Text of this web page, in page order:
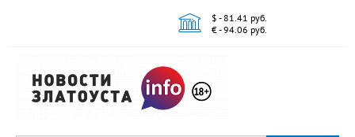
$ - 81.41 руб.
€ - 94.06 руб.